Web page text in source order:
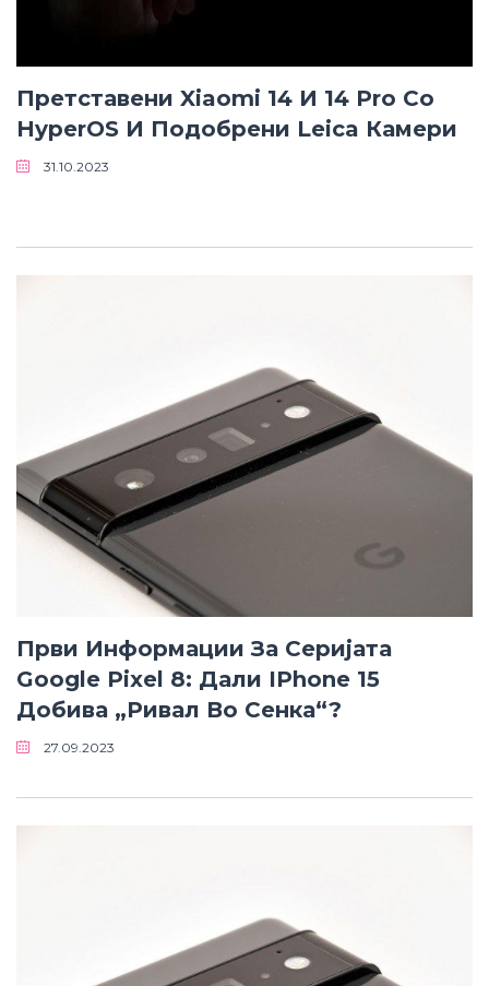
Претставени Xiaomi 14 И 14 Pro Со
HyperOS И Подобрени Leica Камери
31.10.2023
Први Информации За Серијата
Google Pixel 8: Дали IPhone 15
Добива „ривал Во Сенка“?
27.09.2023